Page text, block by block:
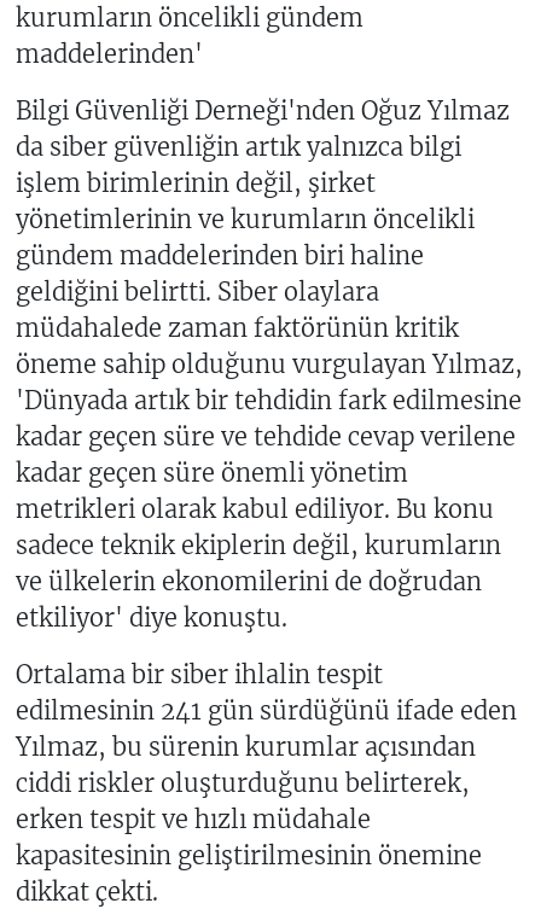
kurumların öncelikli gündem
maddelerinden'
Bilgi Güvenliği Derneği'nden Oğuz Yılmaz
da siber güvenliğin artık yalnızca bilgi
işlem birimlerinin değil, şirket
yönetimlerinin ve kurumların öncelikli
gündem maddelerinden biri haline
geldiğini belirtti. Siber olaylara
müdahalede zaman faktörünün kritik
öneme sahip olduğunu vurgulayan Yılmaz,
'Dünyada artık bir tehdidin fark edilmesine
kadar geçen süre ve tehdide cevap verilene
kadar geçen süre önemli yönetim
metrikleri olarak kabul ediliyor. Bu konu
sadece teknik ekiplerin değil, kurumların
ve ülkelerin ekonomilerini de doğrudan
etkiliyor' diye konuştu.
Ortalama bir siber ihlalin tespit
edilmesinin 241 gün sürdüğünü ifade eden
Yılmaz, bu sürenin kurumlar açısından
ciddi riskler oluşturduğunu belirterek,
erken tespit ve hızlı müdahale
kapasitesinin geliştirilmesinin önemine
dikkat çekti.